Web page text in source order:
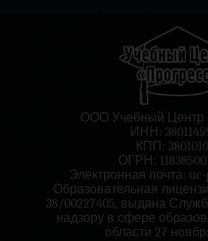
ООО Учебный Центр
ИНН:
КПП:
ОГРН:
Электронная почта: uc-
Образовательная
38/00227405, выдана
надзору в сфере
области 27